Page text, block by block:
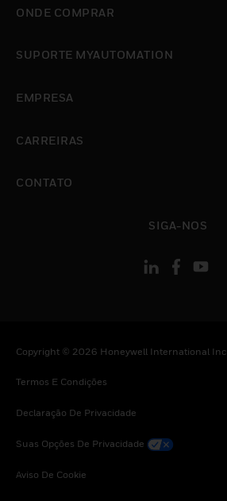
ONDE COMPRAR
SUPORTE MYAUTOMATION
EMPRESA
CARREIRAS
CONTATO
SIGA-NOS
Copyright © 2026 Honeywell International Inc
Termos E Condições
Declaração De Privacidade
Suas Opções De Privacidade
Aviso De Cookie